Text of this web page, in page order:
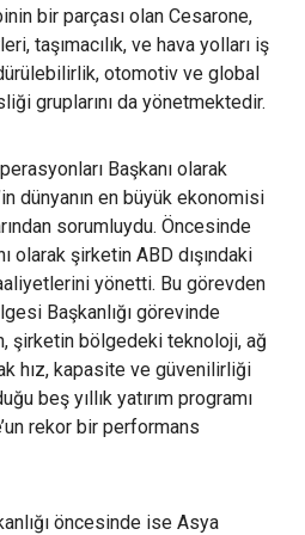
bir parçası olan Cesarone,
taşımacılık, ve hava yolları iş
otomotiv ve global
gruplarını da yönetmektedir.
Başkanı olarak
dünyanın en büyük ekonomisi
sorumluydu. Öncesinde
olarak şirketin ABD dışındaki
yönetti. Bu görevden
Başkanlığı görevinde
şirketin bölgedeki teknoloji, ağ
hız, kapasite ve güvenilirliği
beş yıllık yatırım programı
rekor bir performans
öncesinde ise Asya